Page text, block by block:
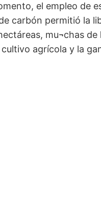
el empleo de
carbón permitió la
mu¬chas de
agrícola y la